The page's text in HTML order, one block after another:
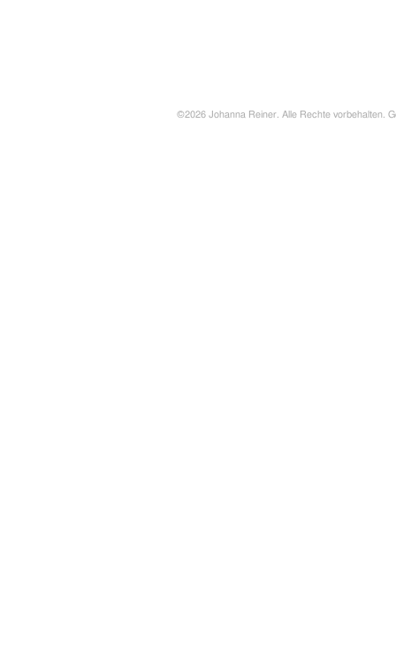
©2026 Johanna Reiner. Alle Rechte vorbehalten.